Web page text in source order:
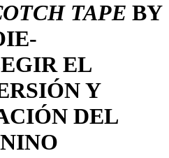
TAPE BY
EL
Y
DEL